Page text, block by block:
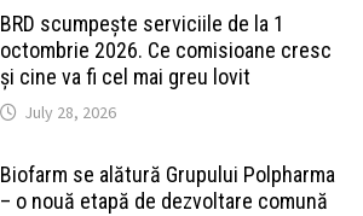
BRD scumpește serviciile de la 1
octombrie 2026. Ce comisioane cresc
și cine va fi cel mai greu lovit
July 28, 2026
Biofarm se alătură Grupului Polpharma
– o nouă etapă de dezvoltare comună